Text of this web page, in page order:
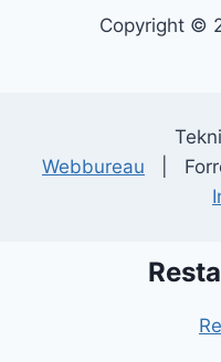
Copyright ©
Webbureau |